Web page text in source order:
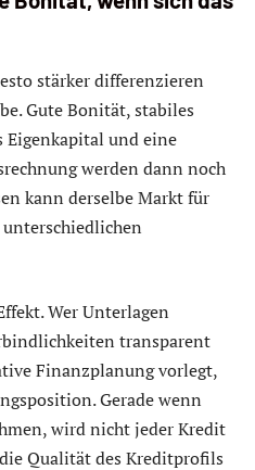
stärker differenzieren
Gute Bonität, stabiles
Eigenkapital und eine
werden dann noch
kann derselbe Markt für
Wer Unterlagen
transparent
Finanzplanung vorlegt,
Gerade wenn
wird nicht jeder Kredit
Qualität des Kreditprofils